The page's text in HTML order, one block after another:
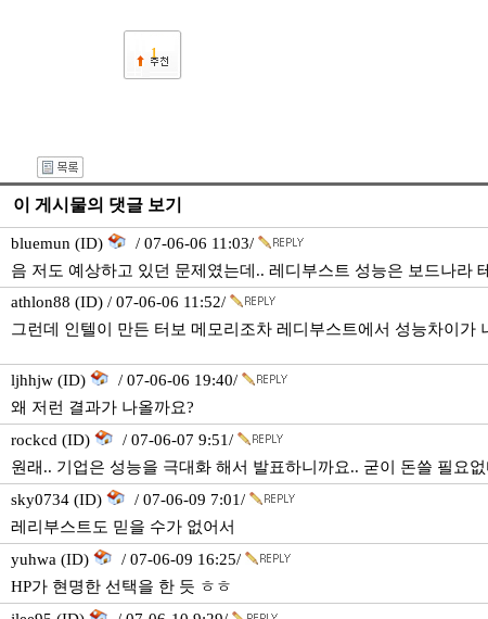
1
이 게시물의 댓글 보기
bluemun (ID)
/ 07-06-06 11:03/
음 저도 예상하고 있던 문제였는데.. 레디부스트 성능은 보드나라
athlon88 (ID) / 07-06-06 11:52/
그런데 인텔이 만든 터보 메모리조차 레디부스트에서 성능차이가
ljhhjw (ID)
/ 07-06-06 19:40/
왜 저런 결과가 나올까요?
rockcd (ID)
/ 07-06-07 9:51/
원래.. 기업은 성능을 극대화 해서 발표하니까요.. 굳이 돈쓸 필요
sky0734 (ID)
/ 07-06-09 7:01/
레리부스트도 믿을 수가 없어서
yuhwa (ID)
/ 07-06-09 16:25/
HP가 현명한 선택을 한 듯 ㅎㅎ